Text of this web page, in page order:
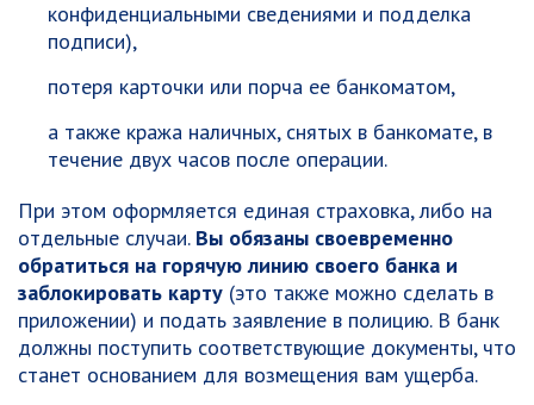
конфиденциальными сведениями и подделка
подписи),
потеря карточки или порча ее банкоматом,
а также кража наличных, снятых в банкомате, в
течение двух часов после операции.
При этом оформляется единая страховка, либо на
отдельные случаи. Вы обязаны своевременно
обратиться на горячую линию своего банка и
заблокировать карту (это также можно сделать в
приложении) и подать заявление в полицию. В банк
должны поступить соответствующие документы, что
станет основанием для возмещения вам ущерба.